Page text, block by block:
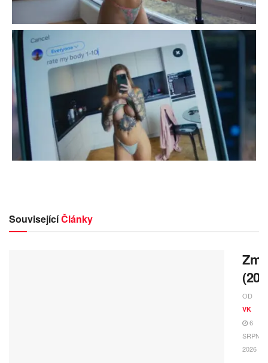
SouvisejícíČlánky
OD
VK
6
SRPNA,
2026